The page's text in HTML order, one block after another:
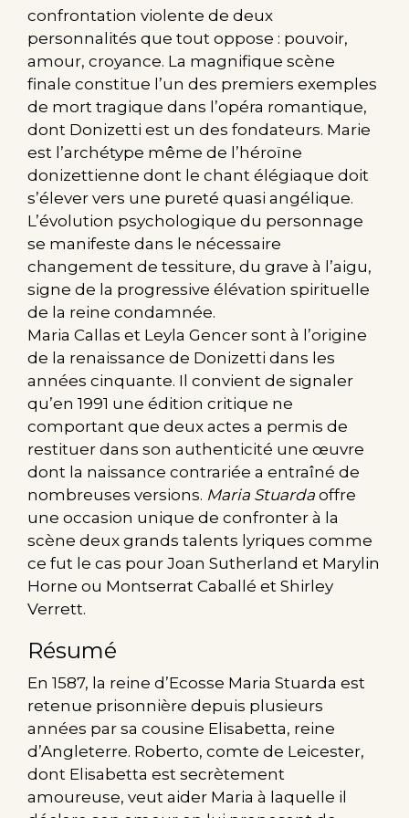
confrontation violente de deux
personnalités que tout oppose : pouvoir,
amour, croyance. La magnifique scène
finale constitue l’un des premiers exemples
de mort tragique dans l’opéra romantique,
dont Donizetti est un des fondateurs. Marie
est l’archétype même de l’héroïne
donizettienne dont le chant élégiaque doit
s’élever vers une pureté quasi angélique.
L’évolution psychologique du personnage
se manifeste dans le nécessaire
changement de tessiture, du grave à l’aigu,
signe de la progressive élévation spirituelle
de la reine condamnée.
Maria Callas et Leyla Gencer sont à l’origine
de la renaissance de Donizetti dans les
années cinquante. Il convient de signaler
qu’en 1991 une édition critique ne
comportant que deux actes a permis de
restituer dans son authenticité une œuvre
dont la naissance contrariée a entraîné de
nombreuses versions. Maria Stuarda offre
une occasion unique de confronter à la
scène deux grands talents lyriques comme
ce fut le cas pour Joan Sutherland et Marylin
Horne ou Montserrat Caballé et Shirley
Verrett.
Résumé
En 1587, la reine d’Ecosse Maria Stuarda est
retenue prisonnière depuis plusieurs
années par sa cousine Elisabetta, reine
d’Angleterre. Roberto, comte de Leicester,
dont Elisabetta est secrètement
amoureuse, veut aider Maria à laquelle il